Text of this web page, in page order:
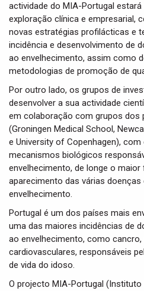
actividade do MIA-Portugal
exploração clínica e empresarial,
novas estratégias profilácticas e
incidência e desenvolvimento de
ao envelhecimento, assim como
metodologias de promoção de
Por outro lado, os grupos de
desenvolver a sua actividade
em colaboração com grupos dos
(Groningen Medical School,
e University of Copenhagen),
mecanismos biológicos
envelhecimento, de longe o
aparecimento das várias
envelhecimento.
Portugal é um dos países mais
uma das maiores incidências de
ao envelhecimento, como
cardiovasculares, responsáveis
de vida do idoso.
O projecto MIA-Portugal (Instituto